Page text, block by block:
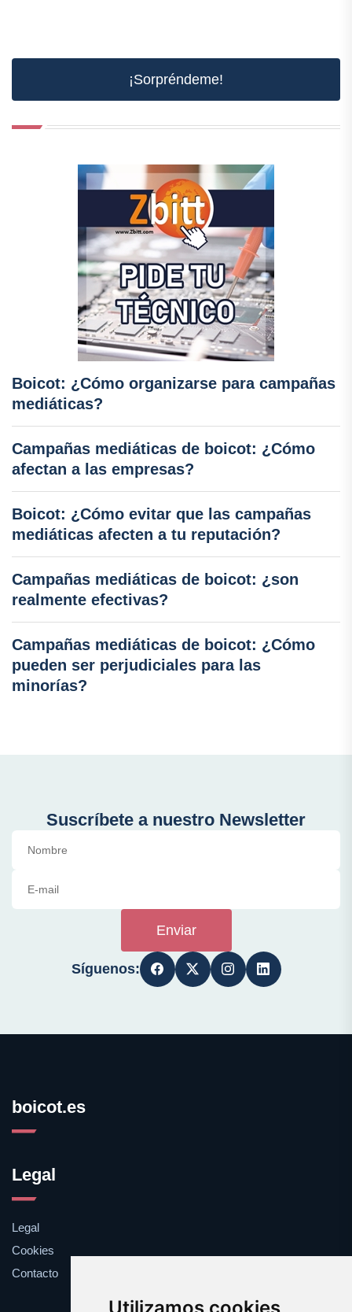
¡Sorpréndeme!
Boicot: ¿Cómo organizarse para campañas
mediáticas?
Campañas mediáticas de boicot: ¿Cómo
afectan a las empresas?
Boicot: ¿Cómo evitar que las campañas
mediáticas afecten a tu reputación?
Campañas mediáticas de boicot: ¿son
realmente efectivas?
Campañas mediáticas de boicot: ¿Cómo
pueden ser perjudiciales para las
minorías?
Suscríbete a nuestro Newsletter
Enviar
Síguenos:
boicot.es
Legal
Legal
Cookies
Contacto